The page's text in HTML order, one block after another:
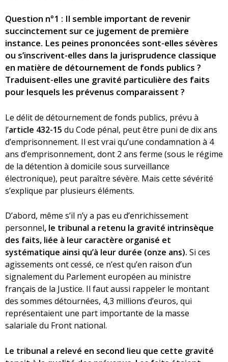
Question n°1 : Il semble important de revenir
succinctement sur ce jugement de première
instance. Les peines prononcées sont-elles sévères
ou s’inscrivent-elles dans la jurisprudence classique
en matière de détournement de fonds publics ?
Traduisent-elles une gravité particulière des faits
pour lesquels les prévenus comparaissent ?
Le délit de détournement de fonds publics, prévu à
l’article 432-15 du Code pénal, peut être puni de dix ans
d’emprisonnement. Il est vrai qu’une condamnation à 4
ans d’emprisonnement, dont 2 ans ferme (sous le régime
de la détention à domicile sous surveillance
électronique), peut paraître sévère. Mais cette sévérité
s’explique par plusieurs éléments.
D’abord, même s’il n’y a pas eu d’enrichissement
personnel, le tribunal a retenu la gravité intrinsèque
des faits, liée à leur caractère organisé et
systématique ainsi qu’à leur durée (onze ans). Si ces
agissements ont cessé, ce n’est qu’en raison d’un
signalement du Parlement européen au ministre
français de la Justice. Il faut aussi rappeler le montant
des sommes détournées, 4,3 millions d’euros, qui
représentaient une part importante de la masse
salariale du Front national.
Le tribunal a relevé en second lieu que cette gravité